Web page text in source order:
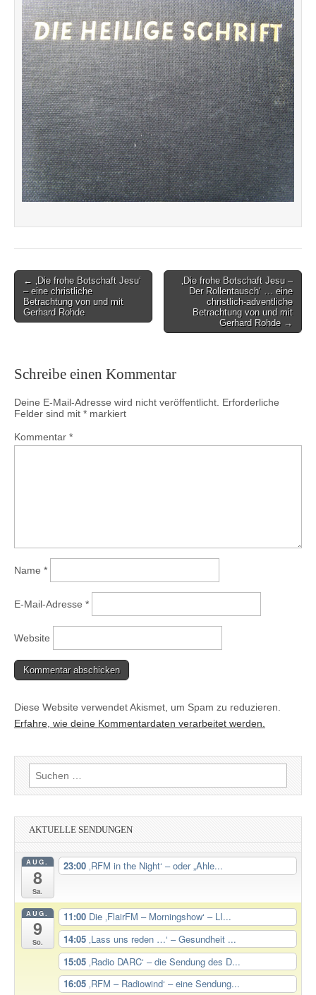
Post
navigation
← ‚Die frohe Botschaft Jesu‘
– eine christliche
Betrachtung von und mit
Gerhard Rohde
‚Die frohe Botschaft Jesu –
Der Rollentausch‘ … eine
christlich-adventliche
Betrachtung von und mit
Gerhard Rohde →
Schreibe einen Kommentar
Deine E-Mail-Adresse wird nicht veröffentlicht. Erforderliche
Felder sind mit * markiert
Kommentar *
Name *
E-Mail-Adresse *
Website
Diese Website verwendet Akismet, um Spam zu reduzieren.
Erfahre, wie deine Kommentardaten verarbeitet werden.
Suchen
nach:
AKTUELLE SENDUNGEN
AUG.
8
Sa.
23:00 ‚RFM in the Night‘ – oder „Ahle...
AUG.
9
So.
11:00 Die ‚FlairFM – Morningshow‘ – LI...
14:05 ‚Lass uns reden …‘ – Gesundheit ...
15:05 ‚Radio DARC‘ – die Sendung des D...
16:05 ‚RFM – Radiowind‘ – eine Sendung...